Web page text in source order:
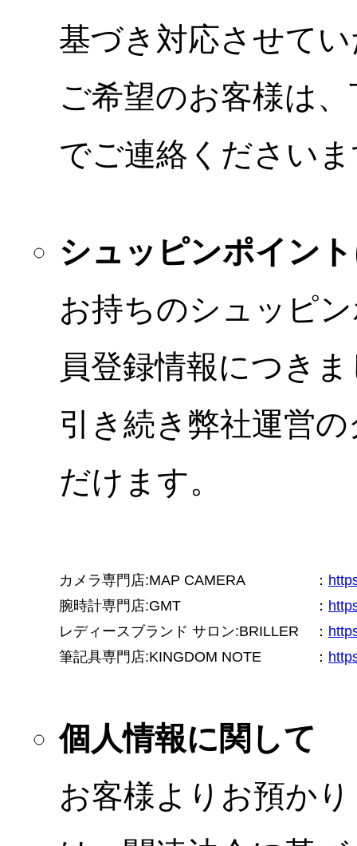
基づき対応させて
ご希望のお客様は
でご連絡ください
シュッピンポイン
お持ちのシュッピ
員登録情報につき
引き続き弊社運営
だけます。
カメラ専門店:MAP CAMERA ：
腕時計専門店:GMT
：
レディースブランド サロン:BRILLER
：
筆記具専門店:KINGDOM NOTE
：
個人情報に関して
お客様よりお預か